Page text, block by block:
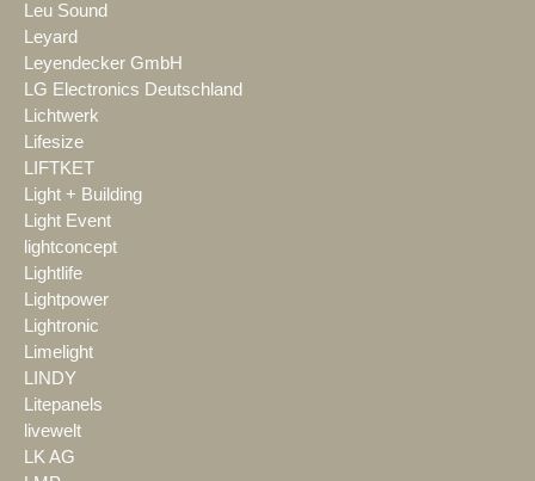
Leu Sound
Leyard
Leyendecker GmbH
LG Electronics Deutschland
Lichtwerk
Lifesize
LIFTKET
Light + Building
Light Event
lightconcept
Lightlife
Lightpower
Lightronic
Limelight
LINDY
Litepanels
livewelt
LK AG